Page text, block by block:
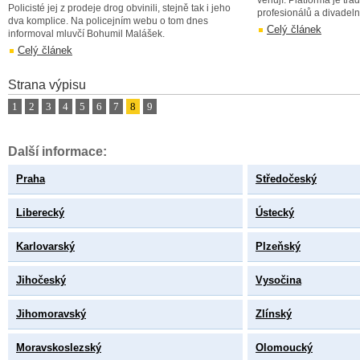
Policisté jej z prodeje drog obvinili, stejně tak i jeho
dva komplice. Na policejním webu o tom dnes
informoval mluvčí Bohumil Malášek.
Celý článek
profesionálů a
Celý článek
Strana výpisu
1 2 3 4 5 6 7 8 9
Další informace:
Praha Středočeský
Liberecký Ústecký
Karlovarský Plzeňský
Jihočeský Vysočina
Jihomoravský Zlínský
Moravskoslezský Olomoucký